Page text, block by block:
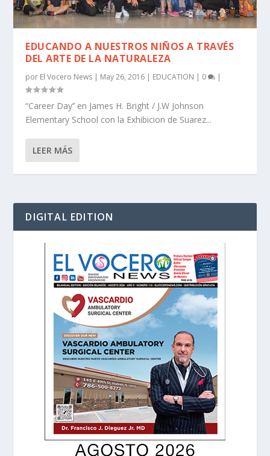
EDUCANDO A NUESTROS NIÑOS A TRAVÉS
DEL ARTE DE LA NATURALEZA
por El Vocero News | May 26, 2016 | EDUCATION | 0 |
“Career Day’’ en James H. Bright / J.W Johnson
Elementary School con la Exhibicion de Suarez...
LEER MÁS
DIGITAL EDITION